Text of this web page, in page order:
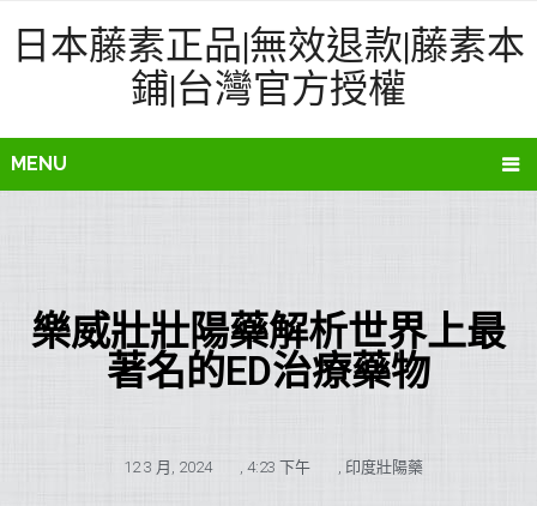
日本藤素正品|無效退款|藤素本
鋪|台灣官方授權
MENU
樂威壯壯陽藥解析世界上最
著名的ED治療藥物
12 3 月, 2024 , 4:23 下午 , 印度壯陽藥